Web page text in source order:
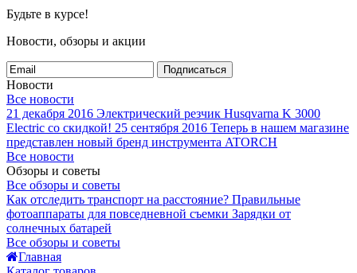
Будьте в курсе!
Новости, обзоры и акции
Подписаться
Новости
Все новости
21 декабря 2016 Электрический резчик Husqvarna K 3000
Electric со скидкой! 25 сентября 2016 Теперь в нашем магазине
представлен новый бренд инструмента ATORCH
Все новости
Обзоры и советы
Все обзоры и советы
Как отследить транспорт на расстояние? Правильные
фотоаппараты для повседневной съемки Зарядки от
солнечных батарей
Все обзоры и советы
Главная